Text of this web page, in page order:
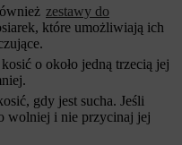
zestawy do
które umożliwiają ich
o około jedną trzecią jej
gdy jest sucha. Jeśli
wolniej i nie przycinaj jej